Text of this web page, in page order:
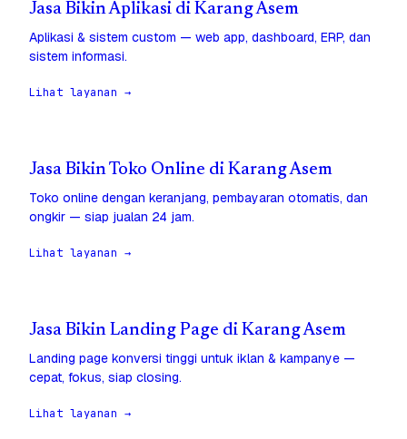
Jasa Bikin Aplikasi di Karang Asem
Aplikasi & sistem custom — web app, dashboard, ERP, dan
sistem informasi.
Lihat layanan →
Jasa Bikin Toko Online di Karang Asem
Toko online dengan keranjang, pembayaran otomatis, dan
ongkir — siap jualan 24 jam.
Lihat layanan →
Jasa Bikin Landing Page di Karang Asem
Landing page konversi tinggi untuk iklan & kampanye —
cepat, fokus, siap closing.
Lihat layanan →